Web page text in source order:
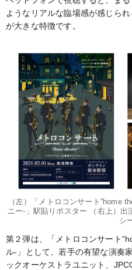
ようなリアルな臨場感が感じら
が大きな特徴です。
（左）「メトロコンサート“home
ニー-」駅貼りポスター （右上）
シ
第２弾は、「メトロコンサート
ル-」として、若手の有望な演奏
ックオーケストラユニット、